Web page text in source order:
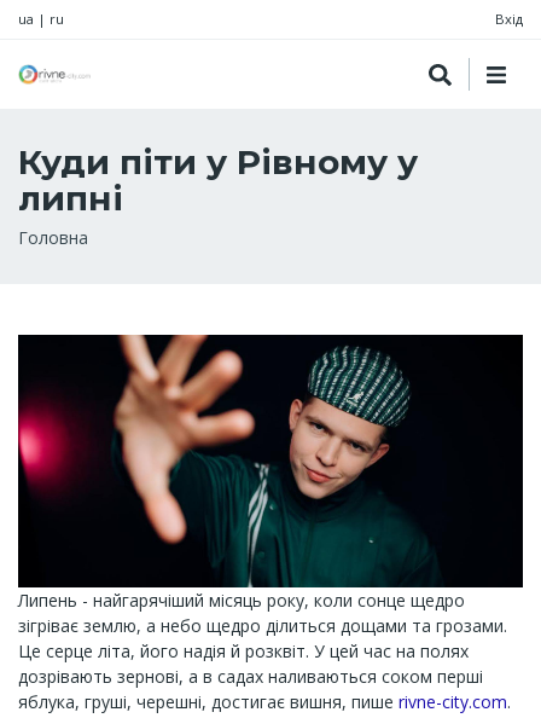
ua | ru Вхід
Куди піти у Рівному у
липні
Рядок
Головна
Липень - найгарячіший місяць року, коли сонце щедро
зігріває землю, а небо щедро ділиться дощами та грозами.
Це серце літа, його надія й розквіт. У цей час на полях
дозрівають зернові, а в садах наливаються соком перші
яблука, груші, черешні, достигає вишня, пише rivne-city.com.